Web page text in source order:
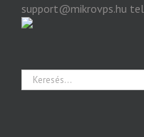
support@mikrovps.hu